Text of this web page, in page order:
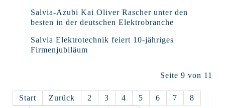
Salvia-Azubi Kai Oliver Rascher unter den
besten in der deutschen Elektrobranche
Salvia Elektrotechnik feiert 10-jähriges
Firmenjubiläum
Seite 9 von 11
Start Zurück 2 3 4 5 6 7
8